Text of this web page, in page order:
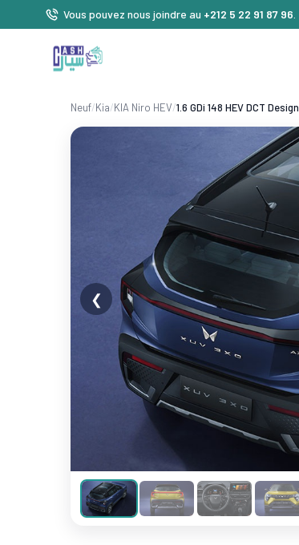
Vous pouvez nous joindre au +212 5 22 91 87 96
Neuf/Kia/KIA Niro HEV/1.6 GDi 148 HEV DCT Design
❮